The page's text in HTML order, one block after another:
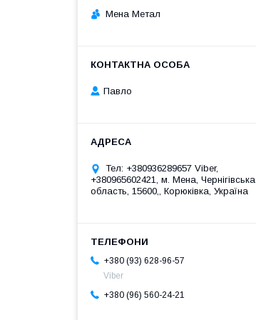
Мена Метал
Павло
Тел: +380936289657 Viber,
+380965602421, м. Мена, Чернігівська
область, 15600,, Корюківка, Україна
+380 (93) 628-96-57
Viber
+380 (96) 560-24-21